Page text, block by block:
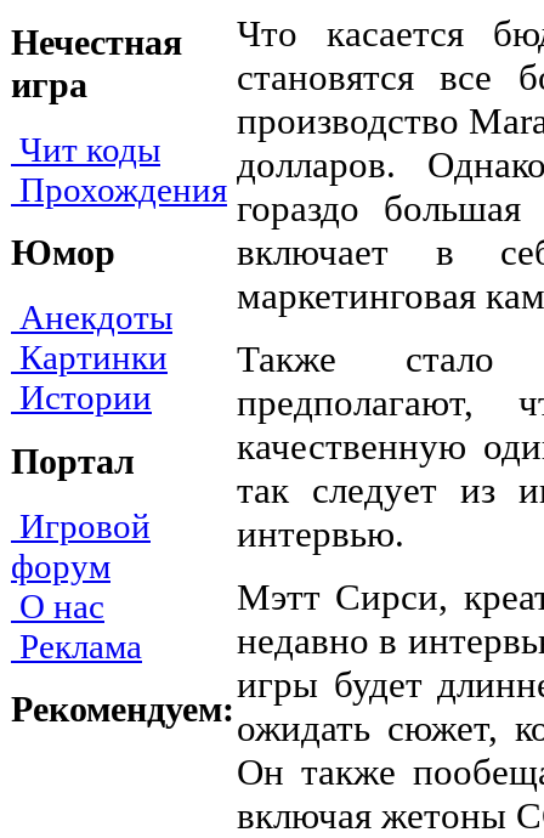
Нечестная
игра
Чит коды
Прохождения
Юмор
Анекдоты
Картинки
Истории
Портал
Игровой
форум
О нас
Реклама
Рекомендуем:
Что касается
становятся все
производство
долларов.
гораздо
включает в
маркетинговая
Также стало
предполагают,
качественную
так следует из
интервью.
Мэтт Сирси,
недавно в
игры будет
ожидать сюжет,
Он также
включая жетоны